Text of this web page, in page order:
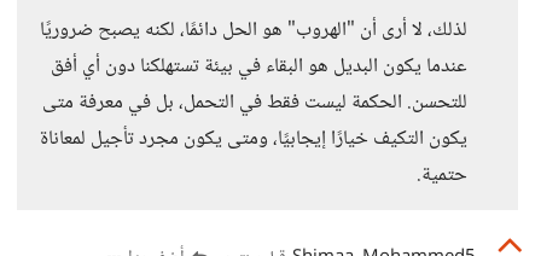
لذلك، لا أرى أن "الهروب" هو الحل دائمًا، لكنه يصبح ضروريًا
عندما يكون البديل هو البقاء في بيئة تستهلكنا دون أي أفق
للتحسن. الحكمة ليست فقط في التحمل، بل في معرفة متى
يكون التكيف خيارًا إيجابيًا، ومتى يكون مجرد تأجيل لمعاناة
حتمية.